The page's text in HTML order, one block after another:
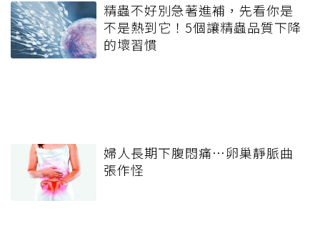
精蟲不好別急著進補，先看你是
不是熱到它！5個讓精蟲品質下降
的壞習慣
婦人長期下腹悶痛…卵巢靜脈曲
張作怪